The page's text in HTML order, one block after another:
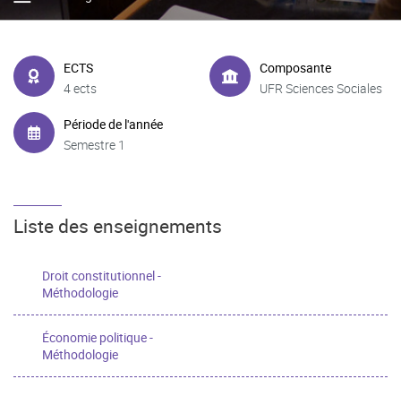
ECTS
4 ects
Composante
UFR Sciences Sociales
Période de l'année
Semestre 1
Liste des enseignements
Droit constitutionnel -
Méthodologie
Économie politique -
Méthodologie